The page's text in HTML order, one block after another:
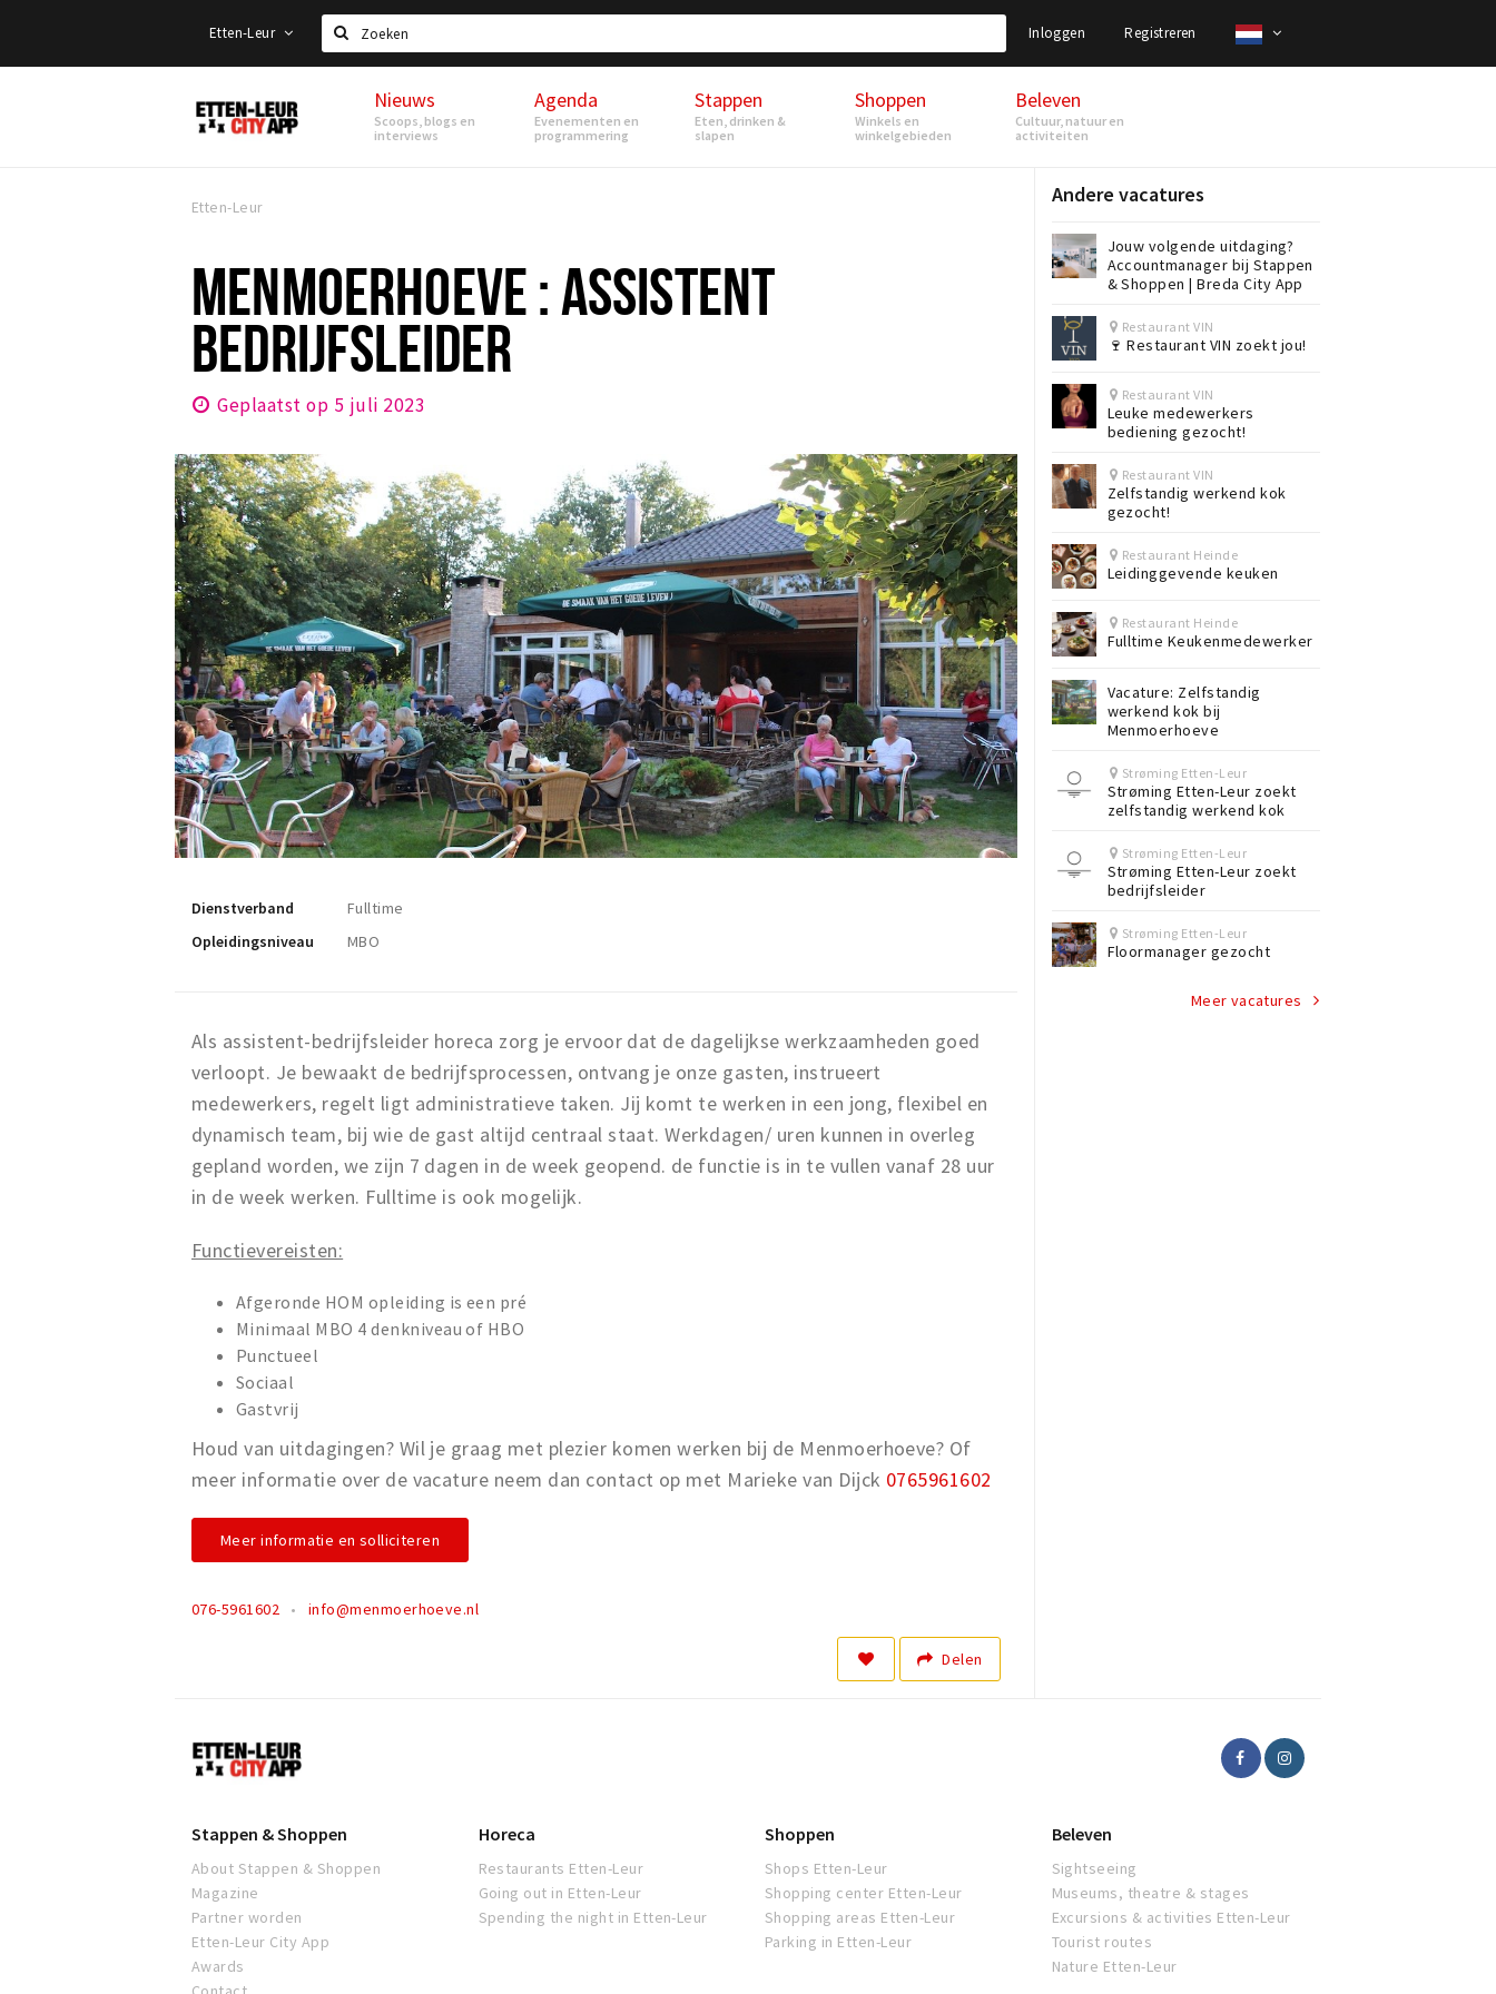
Etten-Leur
Zoeken
Inloggen Registreren
Etten-
Leur
Nieuws
Scoops, blogs en
interviews
Agenda
Evenementen en
programmering
Stappen
Eten, drinken &
slapen
Shoppen
Winkels en
winkelgebieden
Beleven
Cultuur, natuur en
activiteiten
Etten-Leur
MENMOERHOEVE : ASSISTENT
BEDRIJFSLEIDER
Geplaatst op 5 juli 2023
Dienstverband
Fulltime
Opleidingsniveau
MBO
Als assistent-bedrijfsleider horeca zorg je ervoor dat de dagelijkse werkzaamheden goed
verloopt. Je bewaakt de bedrijfsprocessen, ontvang je onze gasten, instrueert
medewerkers, regelt ligt administratieve taken. Jij komt te werken in een jong, flexibel en
dynamisch team, bij wie de gast altijd centraal staat. Werkdagen/ uren kunnen in overleg
gepland worden, we zijn 7 dagen in de week geopend. de functie is in te vullen vanaf 28 uur
in de week werken. Fulltime is ook mogelijk.
Functievereisten:
Afgeronde HOM opleiding is een pré
Minimaal MBO 4 denkniveau of HBO
Punctueel
Sociaal
Gastvrij
Houd van uitdagingen? Wil je graag met plezier komen werken bij de Menmoerhoeve? Of
meer informatie over de vacature neem dan contact op met Marieke van Dijck 0765961602
Meer informatie en solliciteren
076-5961602 info@menmoerhoeve.nl
Delen
Andere vacatures
Jouw volgende uitdaging?
Accountmanager bij Stappen
& Shoppen | Breda City App
Restaurant VIN
🍷 Restaurant VIN zoekt jou!
Restaurant VIN
Leuke medewerkers
bediening gezocht!
Restaurant VIN
Zelfstandig werkend kok
gezocht!
Restaurant Heinde
Leidinggevende keuken
Restaurant Heinde
Fulltime Keukenmedewerker
Vacature: Zelfstandig
werkend kok bij
Menmoerhoeve
Strøming Etten-Leur
Strøming Etten-Leur zoekt
zelfstandig werkend kok
Strøming Etten-Leur
Strøming Etten-Leur zoekt
bedrijfsleider
Strøming Etten-Leur
Floormanager gezocht
Meer vacatures
Etten-
Leur
Stappen & Shoppen
About Stappen & Shoppen
Magazine
Partner worden
Etten-Leur City App
Awards
Horeca
Restaurants Etten-Leur
Going out in Etten-Leur
Spending the night in Etten-Leur
Shoppen
Shops Etten-Leur
Shopping center Etten-Leur
Shopping areas Etten-Leur
Parking in Etten-Leur
Beleven
Sightseeing
Museums, theatre & stages
Excursions & activities Etten-Leur
Tourist routes
Nature Etten-Leur